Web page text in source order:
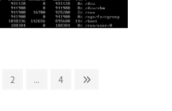
Page
2 ... Page
4
Next